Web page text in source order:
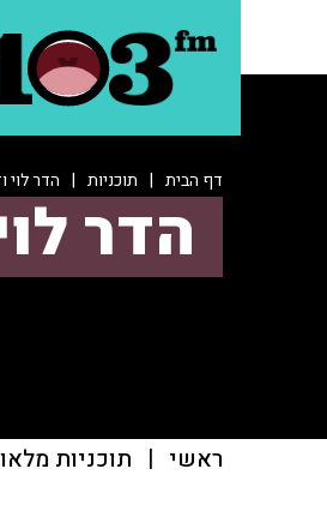
דף הבית | תוכניות | הדר לוי
הדר
ראשי | תוכניות